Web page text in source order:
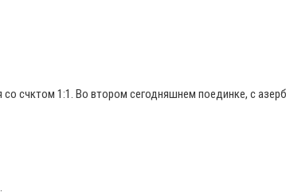
счктом 1:1. Во втором сегодняшнем поединке, с